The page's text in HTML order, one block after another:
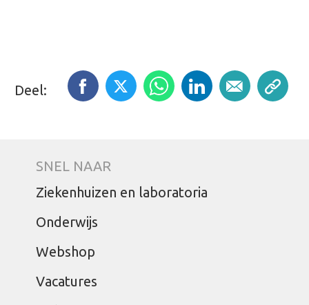
Deel:
SNEL NAAR
Ziekenhuizen en laboratoria
Onderwijs
Webshop
Vacatures